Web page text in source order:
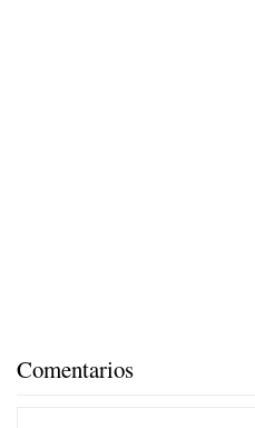
Comentarios